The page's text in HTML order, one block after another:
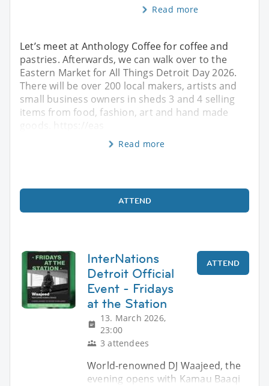
Read more
Let’s meet at Anthology Coffee for coffee and
pastries. Afterwards, we can walk over to the
Eastern Market for All Things Detroit Day 2026.
There will be over 200 local makers, artists and
small business owners in sheds 3 and 4 selling
items from food, fashion, art and hand made
Read more
ATTEND
InterNations
Detroit Official
Event - Fridays
at the Station
13. March 2026,
23:00
3 attendees
ATTEND
World-renowned DJ Waajeed, the
evening opens with Kamau Baaqi